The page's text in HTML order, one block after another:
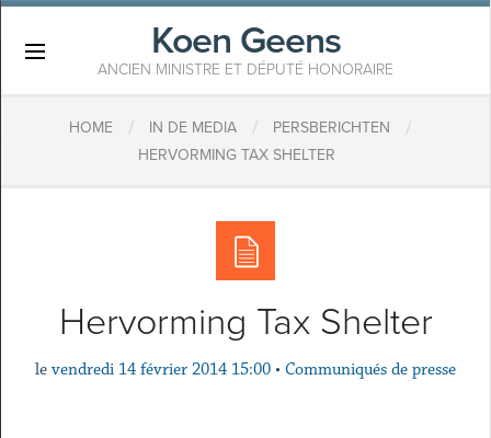
Koen Geens
ANCIEN MINISTRE ET DÉPUTÉ HONORAIRE
HOME / IN DE MEDIA / PERSBERICHTEN /
HERVORMING TAX SHELTER
Hervorming Tax Shelter
le vendredi 14 février 2014 15:00 • Communiqués de presse